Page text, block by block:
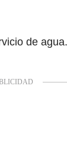
de agua.